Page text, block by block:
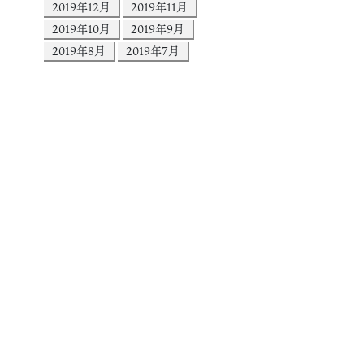
2019年12月
2019年11月
2019年10月
2019年9月
2019年8月
2019年7月